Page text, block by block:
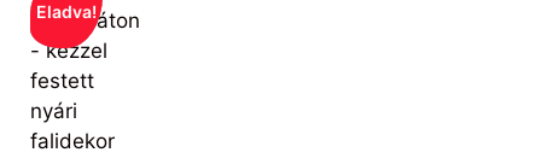
Eladva!